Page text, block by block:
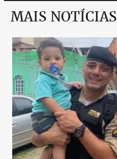
MAIS NOTÍCIAS